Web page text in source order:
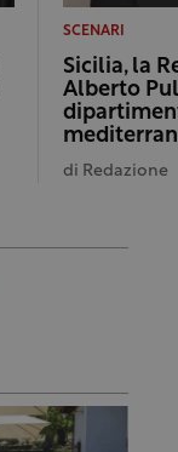
SCENARI
Sicilia, la
Alberto
di Redazione